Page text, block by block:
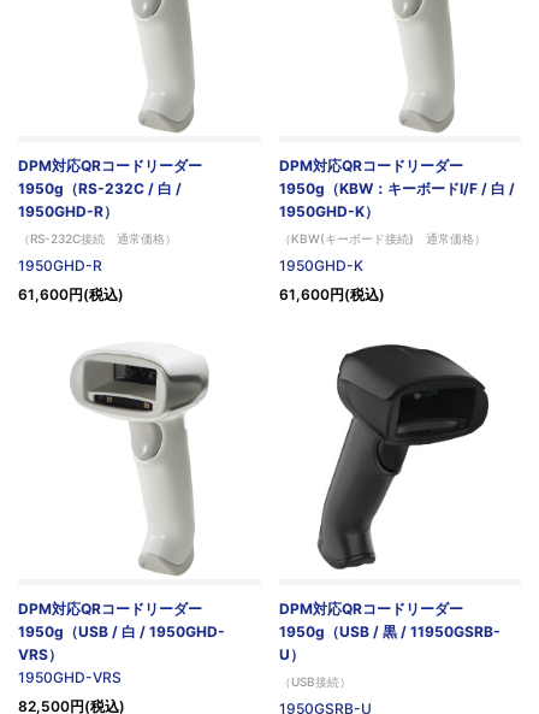
DPM対応QRコードリーダー
1950g（RS-232C / 白 /
1950GHD-R）
（RS-232C接続 通常価格）
1950GHD-R
61,600円(税込)
DPM対応QRコードリーダー
1950g（KBW：キーボードI/F / 白 /
1950GHD-K）
（KBW(キーボード接続) 通常価格）
1950GHD-K
61,600円(税込)
DPM対応QRコードリーダー
1950g（USB / 白 / 1950GHD-
VRS）
1950GHD-VRS
82,500円(税込)
DPM対応QRコードリーダー
1950g（USB / 黒 / 11950GSRB-
U）
（USB接続）
1950GSRB-U